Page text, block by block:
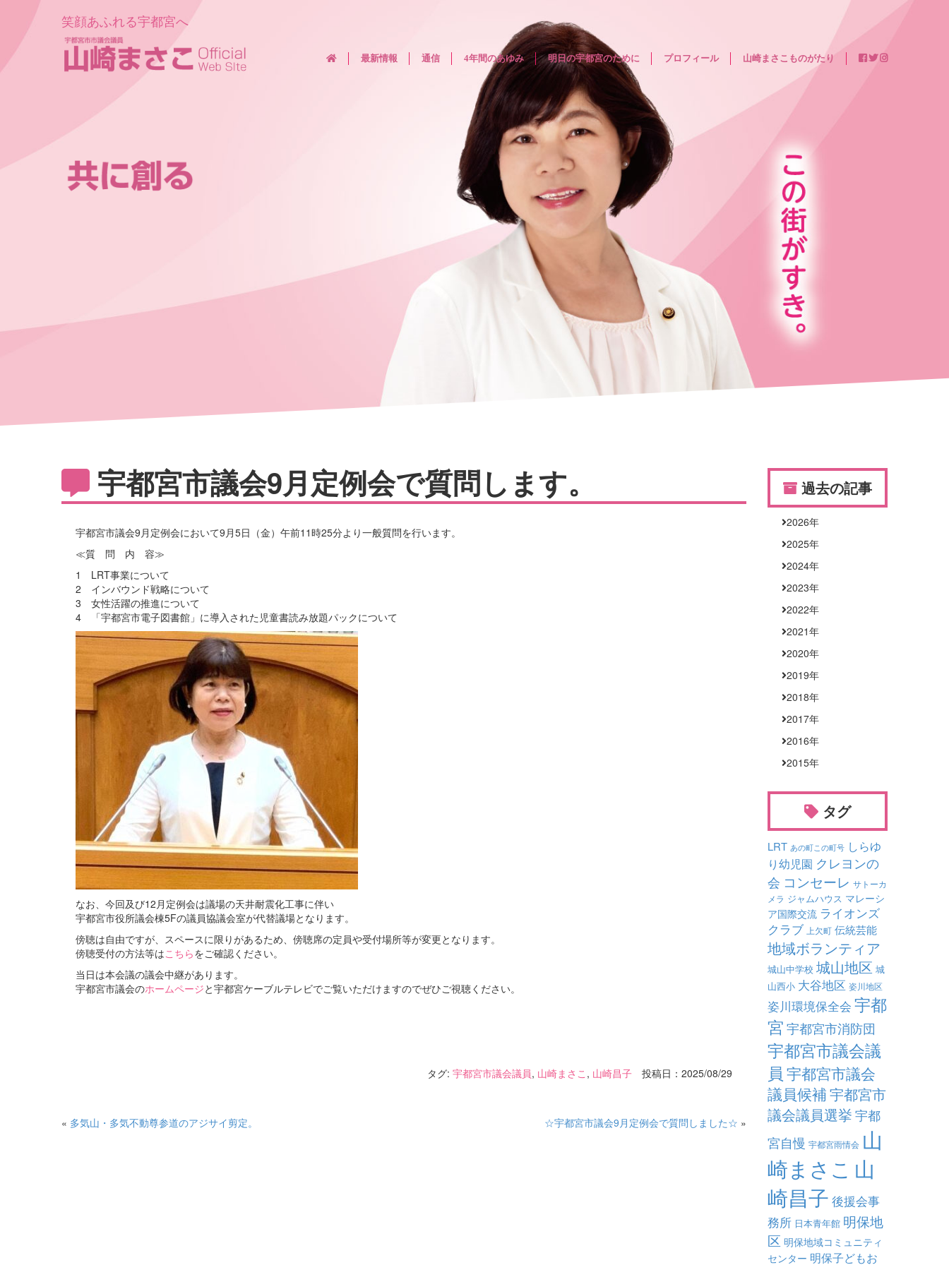
笑顔あふれる宇都宮へ
最新情報 通信 4年間のあゆみ 明日の宇都宮のために プロフィール 山崎まさこものがたり
宇都宮市議会9月定例会で質問します。
宇都宮市議会9月定例会において9月5日（金）午前11時25分より一般質問を行います。
≪質 問 内 容≫
1 LRT事業について
2 インバウンド戦略について
3 女性活躍の推進について
4 「宇都宮市電子図書館」に導入された児童書読み放題パックについて
なお、今回及び12月定例会は議場の天井耐震化工事に伴い
宇都宮市役所議会棟5Fの議員協議会室が代替議場となります。
傍聴は自由ですが、スペースに限りがあるため、傍聴席の定員や受付場所等が変更となります。
傍聴受付の方法等はこちらをご確認ください。
当日は本会議の議会中継があります。
宇都宮市議会のホームページと宇都宮ケーブルテレビでご覧いただけますのでぜひご視聴ください。
タグ: 宇都宮市議会議員, 山崎まさこ , 山崎昌子 投稿日：2025/08/29
« 多気山・多気不動尊参道のアジサイ剪定。 ☆宇都宮市議会9月定例会で質問しました☆ »
過去の記事
2026年
2025年
2024年
2023年
2022年
2021年
2020年
2019年
2018年
2017年
2016年
2015年
タグ
LRT あの町この町号 しらゆ
り幼児園 クレヨンの
会 コンセーレ サトーカ
メラ ジャムハウス マレーシ
ア国際交流 ライオンズ
クラブ 上欠町 伝統芸能
地域ボランティア
城山中学校 城山地区 城
山西小 大谷地区 姿川地区
姿川環境保全会 宇都
宮宇都宮市消防団
宇都宮市議会議
員 宇都宮市議会
議員候補宇都宮市
議会議員選挙 宇都
宮自慢 宇都宮雨情会 山
崎まさこ 山
崎昌子 後援会事
務所 日本青年館 明保地
区 明保地域コミュニティ
センター 明保子どもお